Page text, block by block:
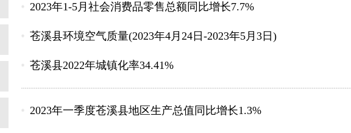
2023年1-5月社会消费品零售总额同比增长7.7%
苍溪县环境空气质量(2023年4月24日-2023年5月3日)
苍溪县2022年城镇化率34.41%
2023年一季度苍溪县地区生产总值同比增长1.3%